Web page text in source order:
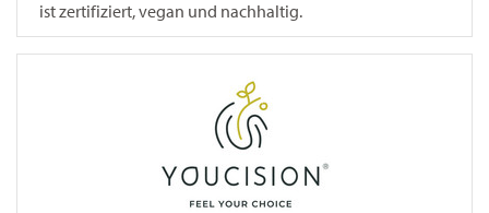
ist zertifiziert, vegan und nachhaltig.